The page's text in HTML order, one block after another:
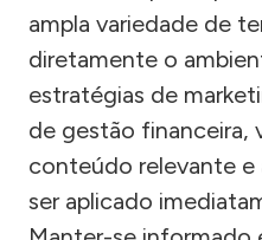
ampla variedade de
diretamente o
estratégias de
de gestão financeira,
conteúdo relevante
ser aplicado